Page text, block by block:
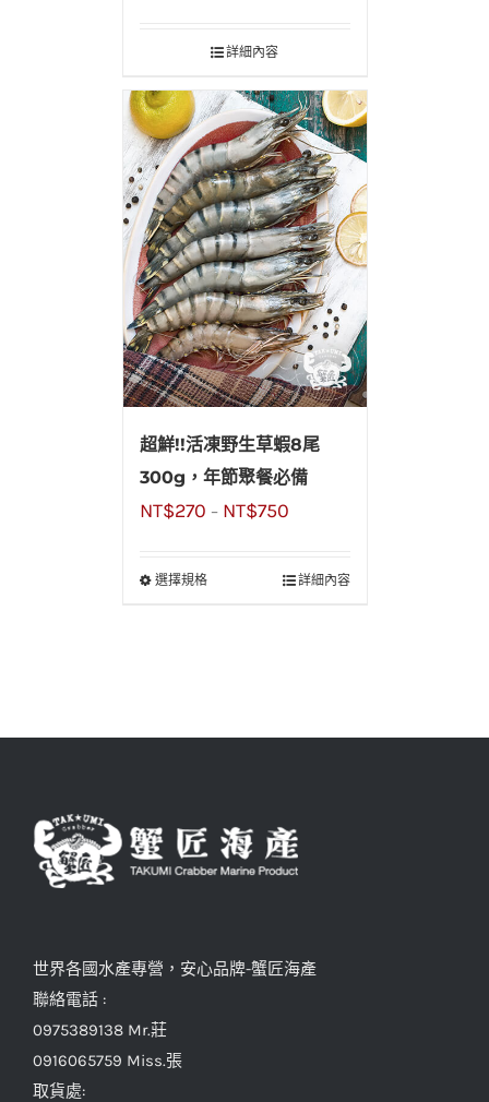
詳細內容
超鮮!!活凍野生草蝦8尾
300g，年節聚餐必備
NT$270 – NT$750
選擇規格 詳細內容
世界各國水產專營，安心品牌-蟹匠海產
聯絡電話 :
0975389138 Mr.莊
0916065759 Miss.張
取貨處: